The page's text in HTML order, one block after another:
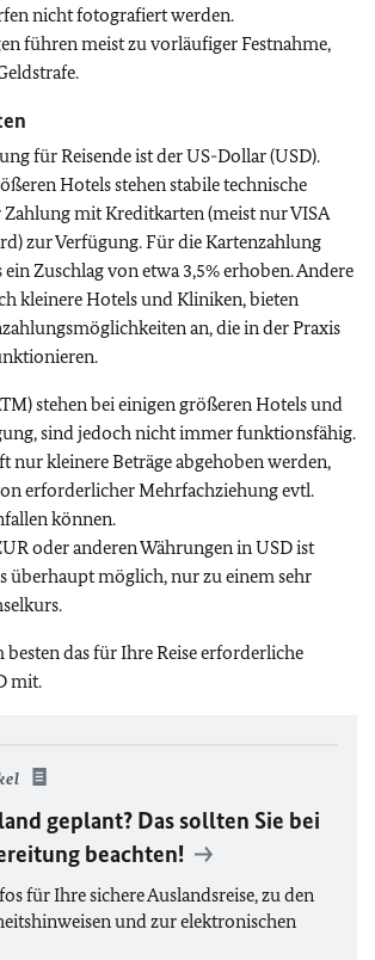
nicht fotografiert werden.
führen meist zu vorläufiger Festnahme,
für Reisende ist der US-Dollar (USD).
Hotels stehen stabile technische
mit Kreditkarten (meist nur VISA
zur Verfügung. Für die Kartenzahlung
Zuschlag von etwa 3,5% erhoben. Andere
kleinere Hotels und Kliniken, bieten
an, die in der Praxis
stehen bei einigen größeren Hotels und
sind jedoch nicht immer funktionsfähig.
nur kleinere Beträge abgehoben werden,
erforderlicher Mehrfachziehung evtl.
können.
oder anderen Währungen in USD ist
überhaupt möglich, nur zu einem sehr
besten das für Ihre Reise erforderliche
mit.
geplant? Das sollten Sie bei
beachten!
für Ihre sichere Auslandsreise, zu den
und zur elektronischen